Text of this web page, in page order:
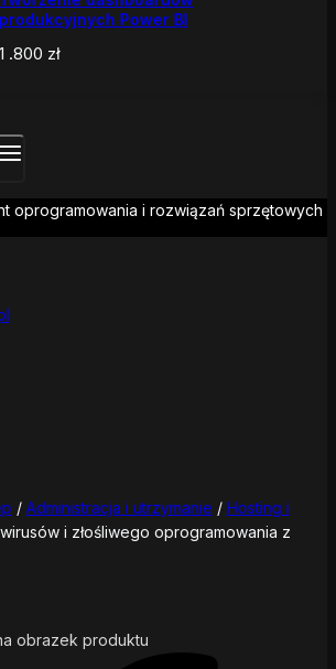
produkcyjnych Power BI
1 .800 zł
oprogramowania i rozwiązań sprzętowych
/ Administracja i utrzymanie / Hosting i
i złośliwego oprogramowania z